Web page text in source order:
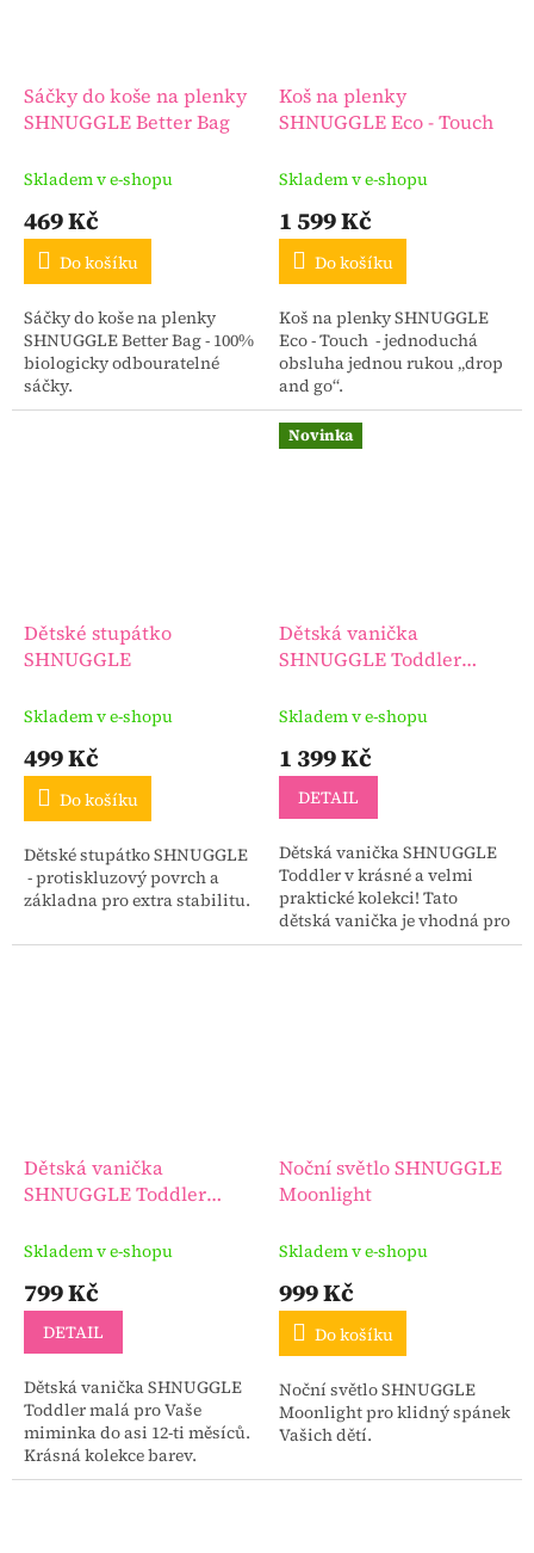
Sáčky do koše na plenky
SHNUGGLE Better Bag
Skladem v e-shopu
469 Kč
Do košíku
Sáčky do koše na plenky
SHNUGGLE Better Bag - 100%
biologicky odbouratelné
sáčky.
Koš na plenky
SHNUGGLE Eco - Touch
Skladem v e-shopu
1 599 Kč
Do košíku
Koš na plenky SHNUGGLE
Eco - Touch - jednoduchá
obsluha jednou rukou „drop
and go“.
Dětské stupátko
SHNUGGLE
Skladem v e-shopu
499 Kč
Do košíku
Dětské stupátko SHNUGGLE
- protiskluzový povrch a
základna pro extra stabilitu.
Novinka
Dětská vanička
SHNUGGLE Toddler
Skladem v e-shopu
1 399 Kč
DETAIL
Dětská vanička SHNUGGLE
Toddler v krásné a velmi
praktické kolekci! Tato
dětská vanička je vhodná pro
děti od 1 roku do asi 4 let.
Dětská vanička
SHNUGGLE Toddler
Skladem v e-shopu
799 Kč
DETAIL
Dětská vanička SHNUGGLE
Toddler malá pro Vaše
miminka do asi 12-ti měsíců.
Krásná kolekce barev.
Noční světlo SHNUGGLE
Moonlight
Skladem v e-shopu
999 Kč
Do košíku
Noční světlo SHNUGGLE
Moonlight pro klidný spánek
Vašich dětí.